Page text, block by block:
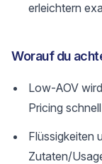
erleichtern
Worauf du
Low-AOV
Pricing
Flüssigkeiten
Zutaten/